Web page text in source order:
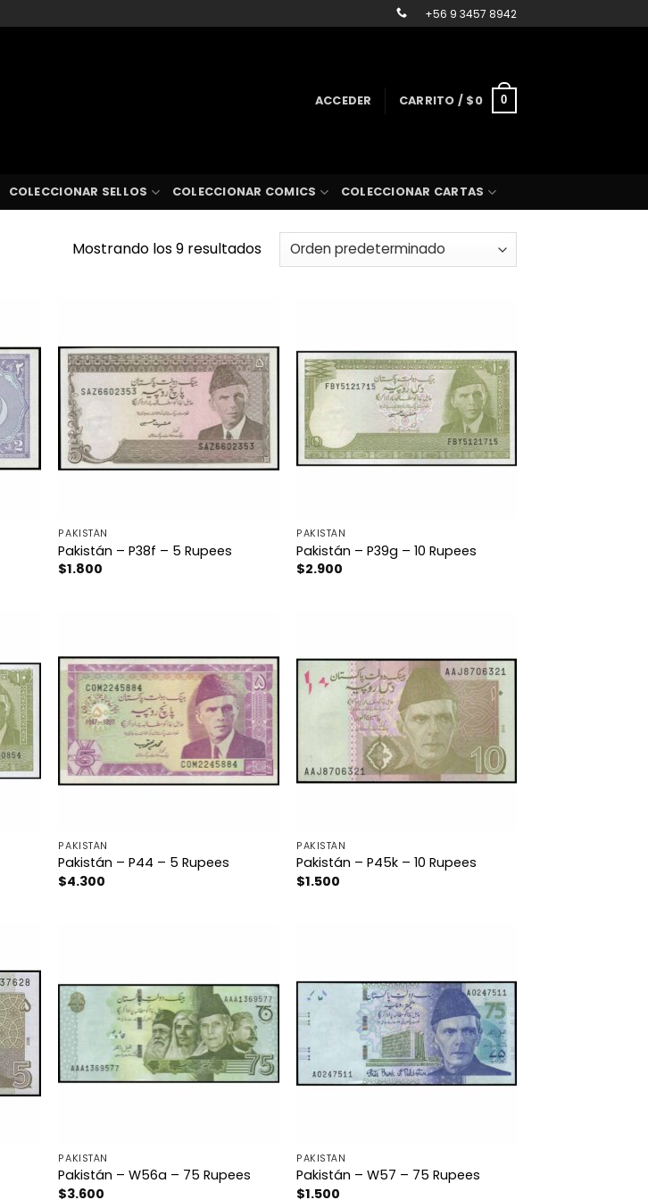
+56 9 3457 8942
ACCEDER CARRITO / $0 0
COLECCIONAR SELLOS COLECCIONAR COMICS COLECCIONAR CARTAS
Mostrando los 9 resultados
PAKISTÁN
Pakistán – P38f – 5 Rupees
$1.800
PAKISTÁN
Pakistán – P39g – 10 Rupees
$2.900
PAKISTÁN
Pakistán – P44 – 5 Rupees
$4.300
PAKISTÁN
Pakistán – P45k – 10 Rupees
$1.500
PAKISTÁN
Pakistán – W56a – 75 Rupees
$3.600
PAKISTÁN
Pakistán – W57 – 75 Rupees
$1.500